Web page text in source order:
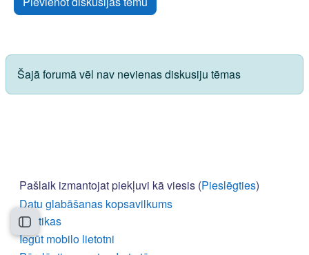
Atvērt kursu indeksu
Šajā forumā vēl nav nevienas diskusiju tēmas
Pašlaik izmantojat piekļuvi kā viesis (Pieslēgties)
Datu glabāšanas kopsavilkums
Politikas
Iegūt mobilo lietotni